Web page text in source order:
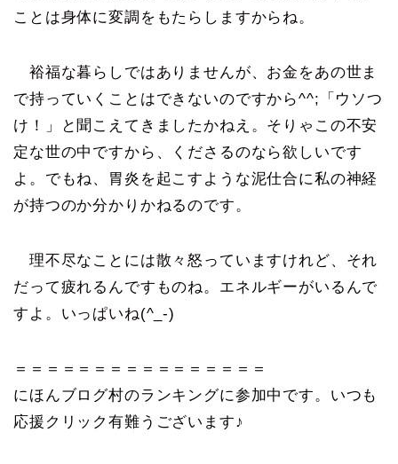
ことは身体に変調をもたらしますからね。
裕福な暮らしではありませんが、お金をあの世ま
で持っていくことはできないのですから^^;「ウソつ
け！」と聞こえてきましたかねえ。そりゃこの不安
定な世の中ですから、くださるのなら欲しいです
よ。でもね、胃炎を起こすような泥仕合に私の神経
が持つのか分かりかねるのです。
理不尽なことには散々怒っていますけれど、それ
だって疲れるんですものね。エネルギーがいるんで
すよ。いっぱいね(^_-)
＝＝＝＝＝＝＝＝＝＝＝＝＝＝＝＝
にほんブログ村のランキングに参加中です。いつも
応援クリック有難うございます♪